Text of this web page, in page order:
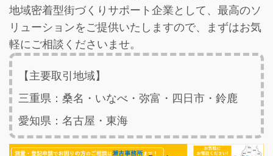
地域密着型街づくりサポート企業として、最高のソ
リューションをご提供いたしますので、まずはお気
軽にご相談くださいませ。
【主要取引地域】
三重県：桑名・いなべ・弥富・四日市・鈴鹿
愛知県：名古屋・東海